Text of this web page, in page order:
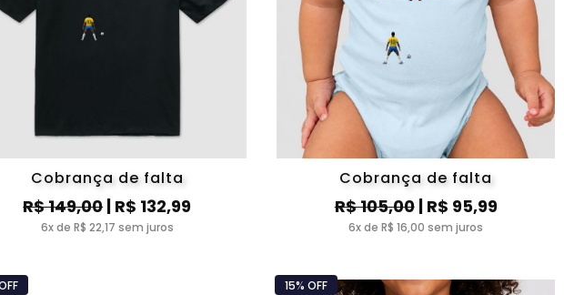
Cobrança de falta
R$ 149,00| R$ 132,99
6x de R$ 22,17 sem juros
Cobrança de falta
R$ 105,00| R$ 95,99
6x de R$ 16,00 sem juros
15% OFF